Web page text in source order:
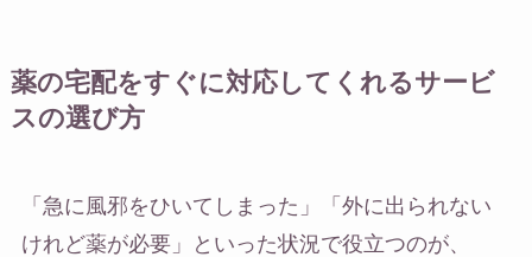
薬の宅配をすぐに対応してくれるサービ
スの選び方
「急に風邪をひいてしまった」「外に出られない
けれど薬が必要」といった状況で役立つのが、